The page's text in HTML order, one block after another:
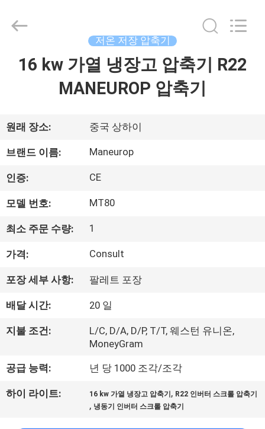
품
VR
우
리
에
대
하
공
Shanghai KUB
저온 저장 압축기
16 kw 가열 냉장고 압축기 R22
MANEUROP 압축기
원래 장소: 중국 상하이
브랜드 이름: Maneurop
인증: CE
모델 번호: MT80
최소 주문 수량: 1
가격: Consult
포장 세부 사항: 팔레트 포장
배달 시간: 20 일
지불 조건:
L/C, D/A, D/P, T/T, 웨스턴 유니온,
MoneyGram
공급 능력: 년 당 1000 조각/조각
하이 라이트: 16 kw 가열 냉장고 압축기 , R22 인버터 스크롤 압축기
, 냉동기 인버터 스크롤 압축기